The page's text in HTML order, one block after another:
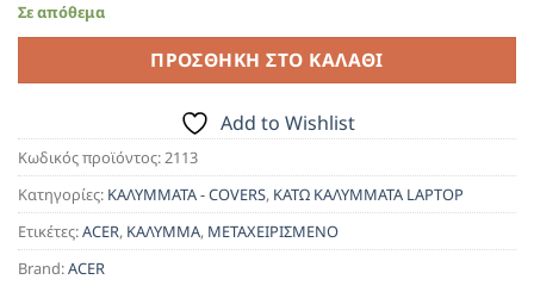
Σε απόθεμα
ΠΡΟΣΘΉΚΗ ΣΤΟ ΚΑΛΆΘΙ
Add to Wishlist
Κωδικός προϊόντος:2113
Κατηγορίες: ΚΑΛΥΜΜΑΤΑ - COVERS, ΚΑΤΩ ΚΑΛΥΜΜΑΤΑ LAPTOP
Ετικέτες:ACER, ΚΑΛΥΜΜΑ, ΜΕΤΑΧΕΙΡΙΣΜΕΝΟ
Brand:ACER